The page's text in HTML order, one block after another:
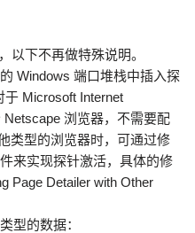
以下不再做特殊说明。
Windows 端口堆栈中插入探
Microsoft Internet
浏览器，不需要配
类型的浏览器时，可通过修
来实现探针激活，具体的修
Page Detailer with Other
型的数据：